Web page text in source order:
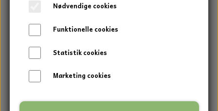
WEBSHOP
BOLIG OG HAVE
DUFTBLOKKE OG TILBEHØR
DUFT BLOKKE
VINDSPIL
HJEMMESKO OG TØJ
HJEMMESKO
RESTSALG
HJEMMESKO OG TØJ
HJEMMESKO
LÆDER BÆLTER - TASKER - CAPS
TERMOSTRØMPER LEGGINGS
Nødvendige cookies
Funktionelle cookies
Statistik cookies
Marketing cookies